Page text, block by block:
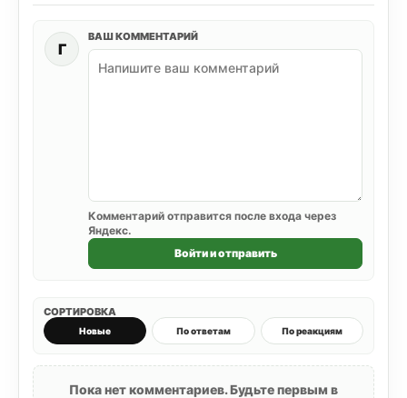
Г
ВАШ КОММЕНТАРИЙ
Комментарий отправится после входа через
Яндекс.
Войти и отправить
СОРТИРОВКА
Новые По ответам По реакциям
Пока нет комментариев. Будьте первым в